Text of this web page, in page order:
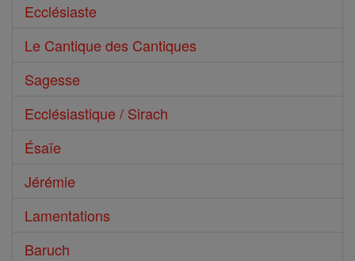
Ecclésiaste
Le Cantique des Cantiques
Sagesse
Ecclésiastique / Sirach
Ésaïe
Jérémie
Lamentations
Baruch